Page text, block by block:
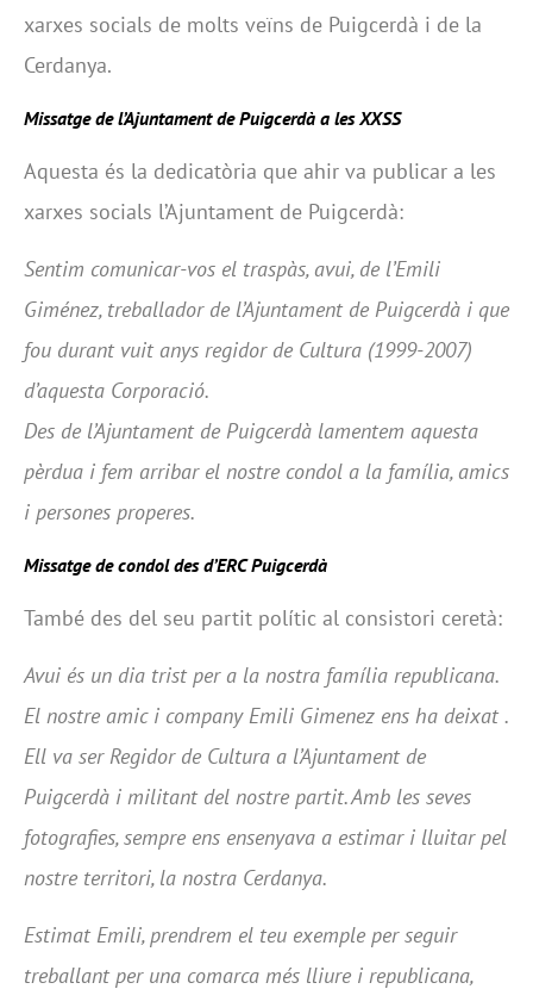
xarxes socials de molts veïns de Puigcerdà i de la
Cerdanya.
Missatge de l’Ajuntament de Puigcerdà a les XXSS
Aquesta és la dedicatòria que ahir va publicar a les
xarxes socials l’Ajuntament de Puigcerdà:
Sentim comunicar-vos el traspàs, avui, de l’Emili
Giménez, treballador de l’Ajuntament de Puigcerdà i que
fou durant vuit anys regidor de Cultura (1999-2007)
d’aquesta Corporació.
Des de l’Ajuntament de Puigcerdà lamentem aquesta
pèrdua i fem arribar el nostre condol a la família, amics
i persones properes.
Missatge de condol des d’ERC Puigcerdà
També des del seu partit polític al consistori ceretà:
Avui és un dia trist per a la nostra família republicana.
El nostre amic i company Emili Gimenez ens ha deixat .
Ell va ser Regidor de Cultura a l’Ajuntament de
Puigcerdà i militant del nostre partit. Amb les seves
fotografies, sempre ens ensenyava a estimar i lluitar pel
nostre territori, la nostra Cerdanya.
Estimat Emili, prendrem el teu exemple per seguir
treballant per una comarca més lliure i republicana,